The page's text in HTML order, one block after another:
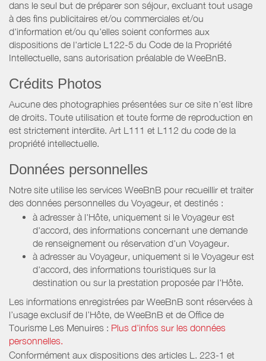
dans le seul but de préparer son séjour, excluant tout usage
à des fins publicitaires et/ou commerciales et/ou
d'information et/ou qu'elles soient conformes aux
dispositions de l'article L122-5 du Code de la Propriété
Intellectuelle, sans autorisation préalable de WeeBnB.
Crédits Photos
Aucune des photographies présentées sur ce site n’est libre
de droits. Toute utilisation et toute forme de reproduction en
est strictement interdite. Art L111 et L112 du code de la
propriété intellectuelle.
Données personnelles
Notre site utilise les services WeeBnB pour recueillir et traiter
des données personnelles du Voyageur, et destinés :
à adresser à l'Hôte, uniquement si le Voyageur est
d'accord, des informations concernant une demande
de renseignement ou réservation d'un Voyageur.
à adresser au Voyageur, uniquement si le Voyageur est
d'accord, des informations touristiques sur la
destination ou sur la prestation proposée par l'Hôte.
Les informations enregistrées par WeeBnB sont réservées à
l’usage exclusif de l’Hôte, de WeeBnB et de Office de
Tourisme Les Menuires : Plus d'infos sur les données
personnelles.
Conformément aux dispositions des articles L. 223-1 et